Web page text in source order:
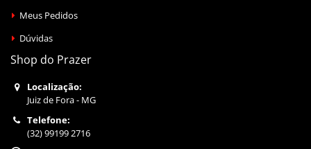
Meus Pedidos
Dúvidas
Shop do Prazer
Localização:
Juiz de Fora - MG
Telefone:
(32) 99199 2716